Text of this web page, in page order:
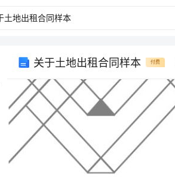
关于土地出租合同样本 付费